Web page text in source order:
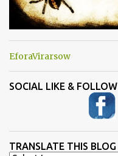
EforaVirarsow
SOCIAL LIKE & FOLLOW
TRANSLATE THIS BLOG